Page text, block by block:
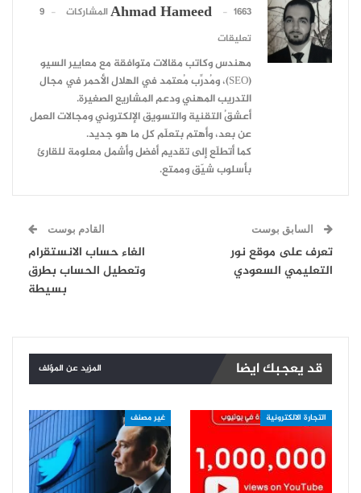
Ahmad Hameed 1663 المشاركات
9
تعليقات
مهندس وكاتب مقالات متوافقة مع معايير السيو
(SEO)، ومُدرِّب مُعتمد في الهلال الأحمر في مجال
التدريب المهني ودعم المشاريع الصغيرة.
أعشقُ التقنية والتسويق الإلكتروني ومجالات العمل
عن بعد، وأهتم بتعلّم كل ما هو جديد.
كما أتطلّع إلى تقديم أفضل وأشمل معلومة للقارئ
بأسلوب شيّق وممتع.
السابق بوست
تعرف على موقع نور
التعليمي السعودي
القادم بوست
الغاء حساب الانستقرام
وتعطيل الحساب بطرق
بسيطة
قد يعجبك ايضا المزيد عن المؤلف
التجارة الالكترونية غير مصنف